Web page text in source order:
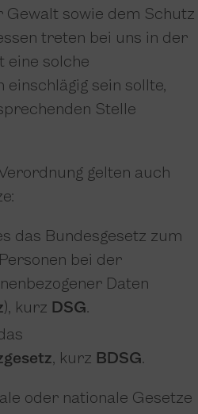
sowie dem Schutz
treten bei uns in der
eine solche
einschlägig sein sollte,
Stelle
gelten auch
das Bundesgesetz zum
bei der
Daten
), kurz DSG.
, kurz BDSG.
oder nationale Gesetze